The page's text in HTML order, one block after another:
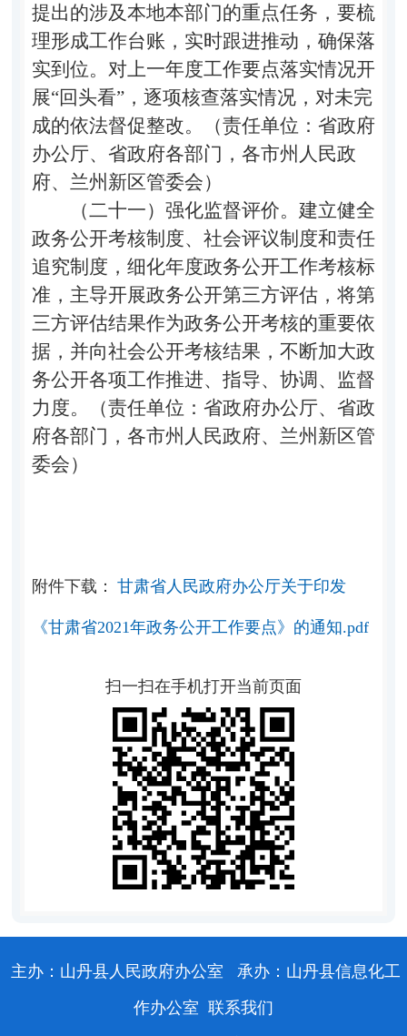
提出的涉及本地本部门的重点任务，要梳
理形成工作台账，实时跟进推动，确保落
实到位。对上一年度工作要点落实情况开
展“回头看”，逐项核查落实情况，对未完
成的依法督促整改。（责任单位：省政府
办公厅、省政府各部门，各市州人民政
府、兰州新区管委会）
（二十一）强化监督评价。 建立健全
政务公开考核制度、社会评议制度和责任
追究制度，细化年度政务公开工作考核标
准，主导开展政务公开第三方评估，将第
三方评估结果作为政务公开考核的重要依
据，并向社会公开考核结果，不断加大政
务公开各项工作推进、指导、协调、监督
力度。（责任单位：省政府办公厅、省政
府各部门，各市州人民政府、兰州新区管
委会）
附件下载： 甘肃省人民政府办公厅关于印发
《甘肃省2021年政务公开工作要点》的通知.pdf
扫一扫在手机打开当前页面
主办：山丹县人民政府办公室
承办：山丹县信息化工
作办公室 联系我们